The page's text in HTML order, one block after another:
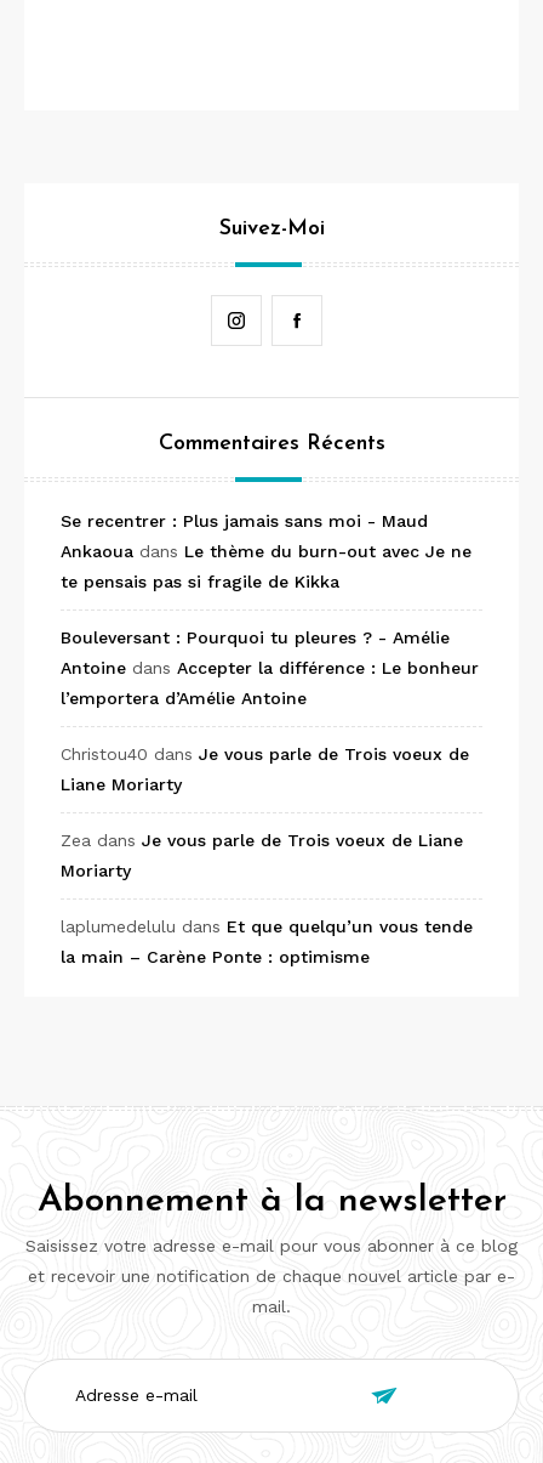
Suivez-Moi
Instagram
Commentaires Récents
Se recentrer : Plus jamais sans moi - Maud
Ankaoua dans Le thème du burn-out avec Je ne
te pensais pas si fragile de Kikka
Bouleversant : Pourquoi tu pleures ? - Amélie
Antoine dans Accepter la différence : Le bonheur
l’emportera d’Amélie Antoine
Christou40 dans Je vous parle de Trois voeux de
Liane Moriarty
Zea dans Je vous parle de Trois voeux de Liane
Moriarty
laplumedelulu dans Et que quelqu’un vous tende
la main – Carène Ponte : optimisme
Abonnement à la newsletter
Saisissez votre adresse e-mail pour vous abonner à ce blog
et recevoir une notification de chaque nouvel article par e-
mail.
Adresse
e-
mail
